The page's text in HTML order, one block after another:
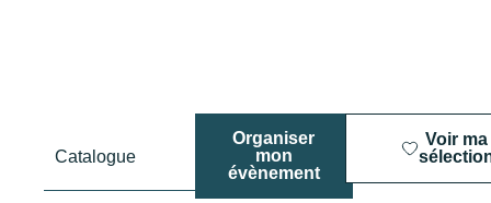
Catalogue
Organiser
mon
évènement
Voir ma